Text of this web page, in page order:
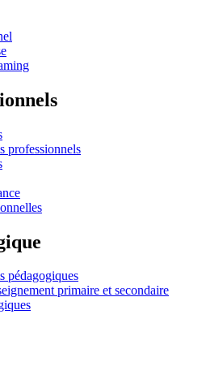
professionnels
pédagogiques
primaire et secondaire